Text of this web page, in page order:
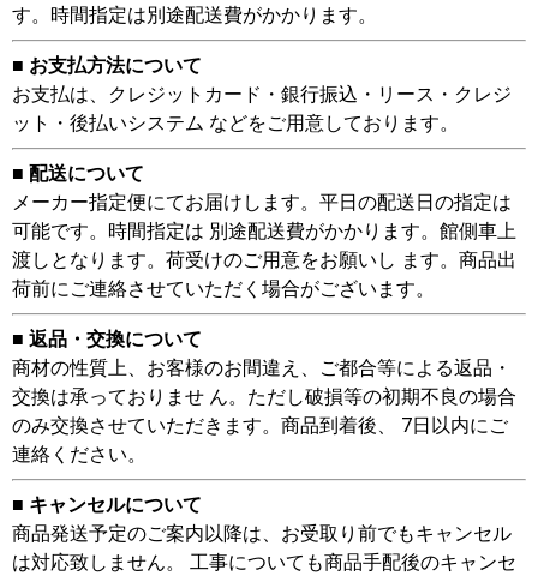
す。時間指定は別途配送費がかかります。
■ お支払方法について
お支払は、クレジットカード・銀行振込・リース・クレジ
ット・後払いシステム などをご用意しております。
■ 配送について
メーカー指定便にてお届けします。平日の配送日の指定は
可能です。時間指定は 別途配送費がかかります。館側車上
渡しとなります。荷受けのご用意をお願いし ます。商品出
荷前にご連絡させていただく場合がございます。
■ 返品・交換について
商材の性質上、お客様のお間違え、ご都合等による返品・
交換は承っておりませ ん。ただし破損等の初期不良の場合
のみ交換させていただきます。商品到着後、 7日以内にご
連絡ください。
■ キャンセルについて
商品発送予定のご案内以降は、お受取り前でもキャンセル
は対応致しません。 工事についても商品手配後のキャンセ